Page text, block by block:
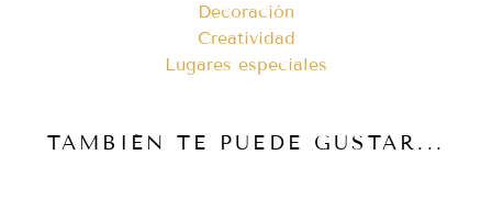
Decoración
Creatividad
Lugares especiales
TAMBIÉN TE PUEDE GUSTAR...